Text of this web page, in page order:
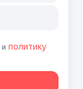
и политику